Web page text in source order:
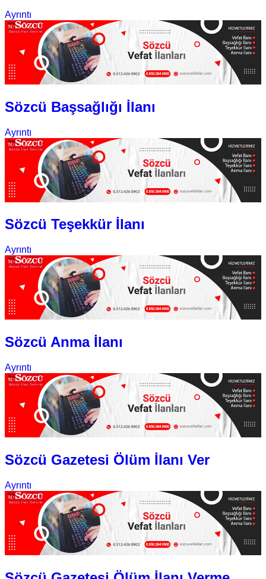
Ayrıntı
Sözcü Başsağlığı İlanı
Ayrıntı
Sözcü Teşekkür İlanı
Ayrıntı
Sözcü Anma İlanı
Ayrıntı
Sözcü Gazetesi Ölüm İlanı Ver
Ayrıntı